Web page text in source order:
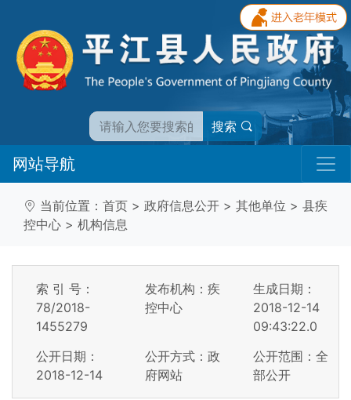
搜索
网站导航
当前位置： 首页 > 政府信息公开 > 其他单位 > 县疾
控中心 > 机构信息
索 引 号：
78/2018-
1455279
发布机构：疾
控中心
生成日期：
2018-12-14
09:43:22.0
公开日期：
2018-12-14
公开方式：政
府网站
公开范围：全
部公开